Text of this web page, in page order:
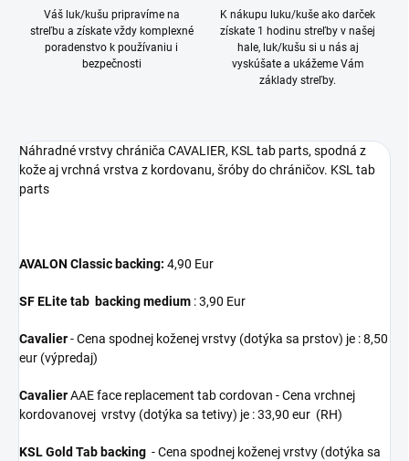
Váš luk/kušu pripravíme na
streľbu a získate vždy komplexné
poradenstvo k používaniu i
bezpečnosti
K nákupu luku/kuše ako darček
získate 1 hodinu streľby v našej
hale, luk/kušu si u nás aj
vyskúšate a ukážeme Vám
základy streľby.
Náhradné vrstvy chrániča CAVALIER, KSL tab parts, spodná z
kože aj vrchná vrstva z kordovanu, šróby do chráničov. KSL tab
parts
AVALON Classic backing: 4,90 Eur
SF ELite tab backing medium : 3,90 Eur
Cavalier- Cena spodnej koženej vrstvy (dotýka sa prstov) je : 8,50
eur (výpredaj)
CavalierAAE face replacement tab cordovan - Cena vrchnej
kordovanovej vrstvy (dotýka sa tetivy) je : 33,90 eur (RH)
KSL Gold Tab backing - Cena spodnej koženej vrstvy (dotýka sa